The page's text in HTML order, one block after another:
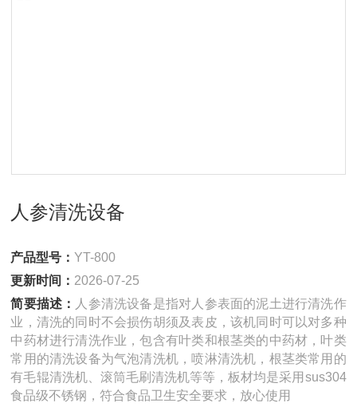
人参清洗设备
产品型号：YT-800
更新时间： 2026-07-25
简要描述： 人参清洗设备是指对人参表面的泥土进行清洗作
业，清洗的同时不会损伤胡须及表皮，该机同时可以对多种
中药材进行清洗作业，包含有叶类和根茎类的中药材，叶类
常用的清洗设备为气泡清洗机，喷淋清洗机，根茎类常用的
有毛辊清洗机、滚筒毛刷清洗机等等，板材均是采用sus304
食品级不锈钢，符合食品卫生安全要求，放心使用